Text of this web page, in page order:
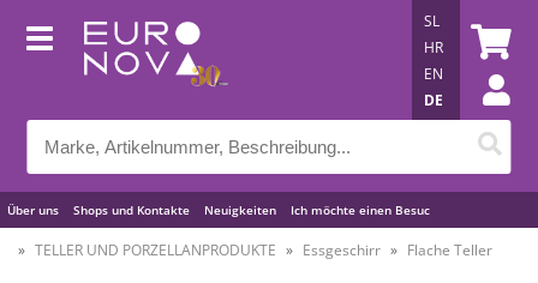
Über uns Shops und Kontakte Neuigkeiten Ich möchte einen Besuc
Nützliche Tipps
SL
HR
EN
DE
TELLER UND PORZELLANPRODUKTE Essgeschirr Flache Teller